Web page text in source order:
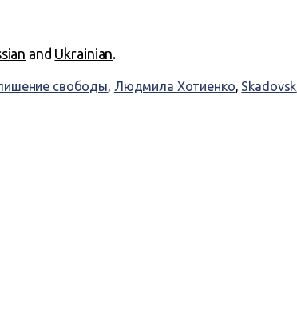
and Ukrainian.
свободы, Людмила Хотиенко, Skadovsk